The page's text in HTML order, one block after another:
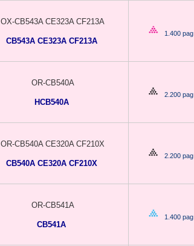
OX-CB543A CE323A CF213A
CB543A CE323A CF213A
1.400 pag
OR-CB540A
HCB540A
2.200 pag
OR-CB540A CE320A CF210X
CB540A CE320A CF210X
2.200 pag
OR-CB541A
CB541A
1.400 pag